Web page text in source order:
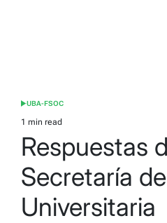
POSTED
IN
UBA-FSOC
Estimated
read
time
1 min read
Respuestas
Secretaría
Universitaria